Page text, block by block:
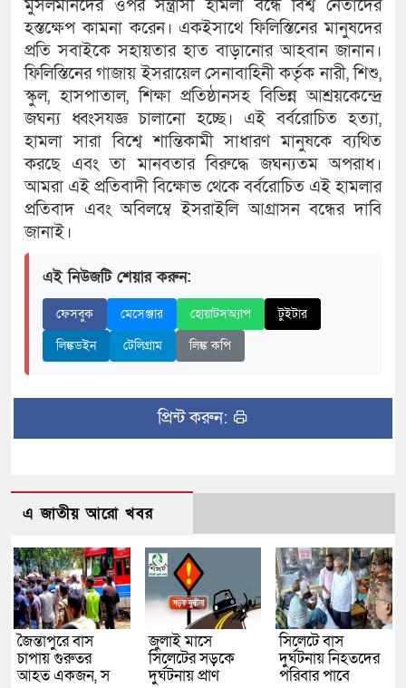
মুসলমানদের ওপর সন্ত্রাসী হামলা বন্ধে বিশ্ব নেতাদের
হস্তক্ষেপ কামনা করেন। একইসাথে ফিলিস্তিনের মানুষদের
প্রতি সবাইকে সহায়তার হাত বাড়ানোর আহবান জানান।
ফিলিস্তিনের গাজায় ইসরায়েল সেনাবাহিনী কর্তৃক নারী, শিশু,
স্কুল, হাসপাতাল, শিক্ষা প্রতিষ্ঠানসহ বিভিন্ন আশ্রয়কেন্দ্রে
জঘন্য ধ্বংসযজ্ঞ চালানো হচ্ছে। এই বর্বরোচিত হত্যা,
হামলা সারা বিশ্বে শান্তিকামী সাধারণ মানুষকে ব্যথিত
করছে এবং তা মানবতার বিরুদ্ধে জঘন্যতম অপরাধ।
আমরা এই প্রতিবাদী বিক্ষোভ থেকে বর্বরোচিত এই হামলার
প্রতিবাদ এবং অবিলম্বে ইসরাইলি আগ্রাসন বন্ধের দাবি
জানাই।
এই নিউজটি শেয়ার করুন:
ফেসবুক মেসেঞ্জার হোয়াটসঅ্যাপ
টুইটার
লিঙ্কডইন
টেলিগ্রাম লিঙ্ক কপি
প্রিন্ট করুন:
এ জাতীয় আরো খবর
জৈন্তাপুরে বাস
চাপায় গুরুতর
আহত একজন, স
জুলাই মাসে
সিলেটের সড়কে
দুর্ঘটনায় প্রাণ
সিলেটে বাস
দুর্ঘটনায় নিহতদের
পরিবার পাবে